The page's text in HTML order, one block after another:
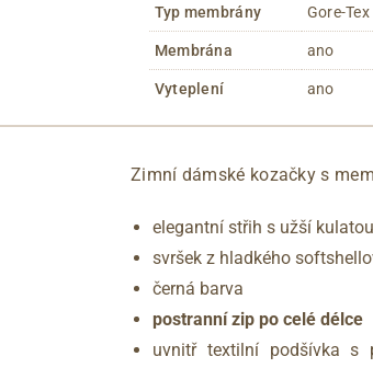
Typ membrány Gore-Tex
Membrána ano
Vyteplení ano
Zimní dámské kozačky s
elegantní střih s užší
svršek z hladkého
černá barva
postranní zip po celé délce
uvnitř textilní podšívka s